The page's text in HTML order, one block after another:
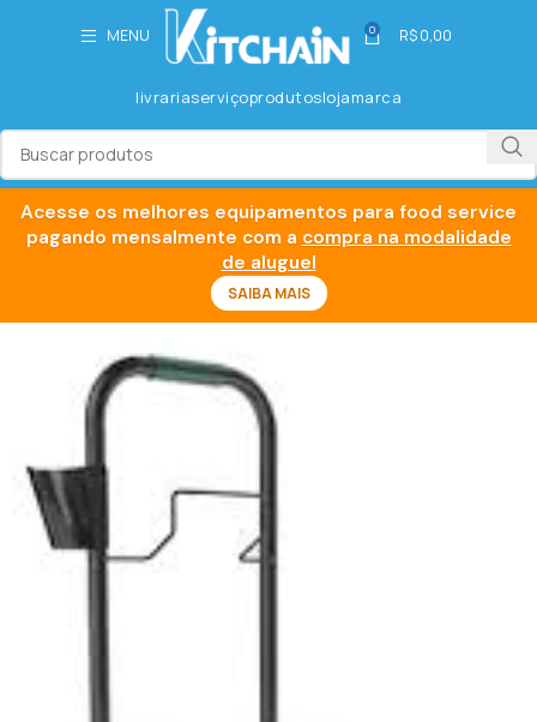
MENU 0 R$0,00
livrariaserviçoprodutoslojamarca
Acesse os melhores equipamentos para food service
pagando mensalmente com a compra na modalidade
de aluguel
SAIBA MAIS